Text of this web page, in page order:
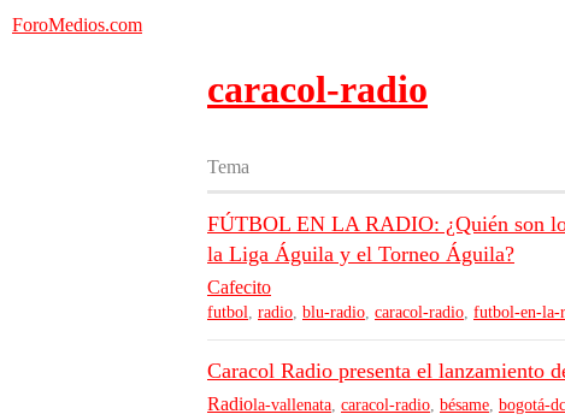
ForoMedios.com
caracol-radio
Tema
FÚTBOL EN LA RADIO: ¿Quién son
la Liga Águila y el Torneo Águila?
Cafecito
futbol, radio, blu-radio, caracol-radio, futbol-en-la-
Caracol Radio presenta el lanzamiento
Radiola-vallenata caracol-radio bésame bogotá-dc